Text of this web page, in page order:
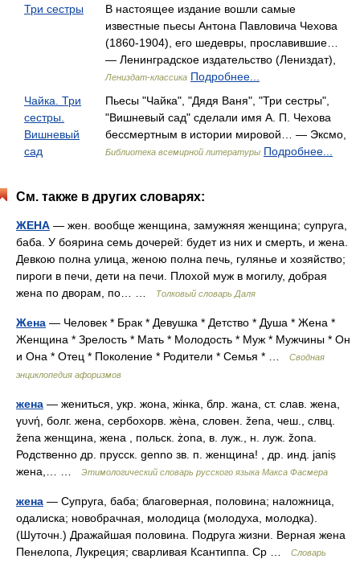
Три сестры
В настоящее издание вошли самые
известные пьесы Антона Павловича Чехова
(1860-1904), его шедевры, прославившие…
— Ленинградское издательство (Лениздат),
Лениздат-классика Подробнее...
Чайка. Три
сестры.
Вишневый
сад
Пьесы "Чайка", "Дядя Ваня", "Три сестры",
"Вишневый сад" сделали имя А. П. Чехова
бессмертным в истории мировой… — Эксмо,
Библиотека всемирной литературы Подробнее...
См. также в других словарях:
ЖЕНА — жен. вообще женщина, замужняя женщина; супруга,
баба. У боярина семь дочерей: будет из них и смерть, и жена.
Девкою полна улица, женою полна печь, гулянье и хозяйство;
пироги в печи, дети на печи. Плохой муж в могилу, добрая
жена по дворам, по… …
Толковый словарь Даля
Жена — Человек * Брак * Девушка * Детство * Душа * Жена *
Женщина * Зрелость * Мать * Молодость * Муж * Мужчины * Он
и Она * Отец * Поколение * Родители * Семья * …
Сводная
энциклопедия афоризмов
жена — жениться, укр. жона, жiнка, блр. жана, ст. слав. жена,
γυνή, болг. жена, сербохорв. жѐна, словен. žena, чеш., слвц.
žena женщина, жена , польск. żona, в. луж., н. луж. žona.
Родственно др. прусск. genno зв. п. женщина! , др. инд. janiṣ
жена,… …
Этимологический словарь русского языка Макса Фасмера
жена — Супруга, баба; благоверная, половина; наложница,
одалиска; новобрачная, молодица (молодуха, молодка).
(Шуточн.) Дражайшая половина. Подруга жизни. Верная жена
Пенелопа, Лукреция; сварливая Ксантиппа. Ср …
Словарь